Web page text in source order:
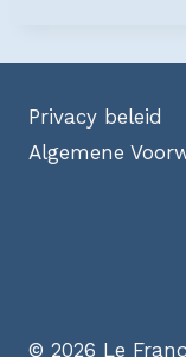
Privacy beleid
Algemene
© 2026 Le